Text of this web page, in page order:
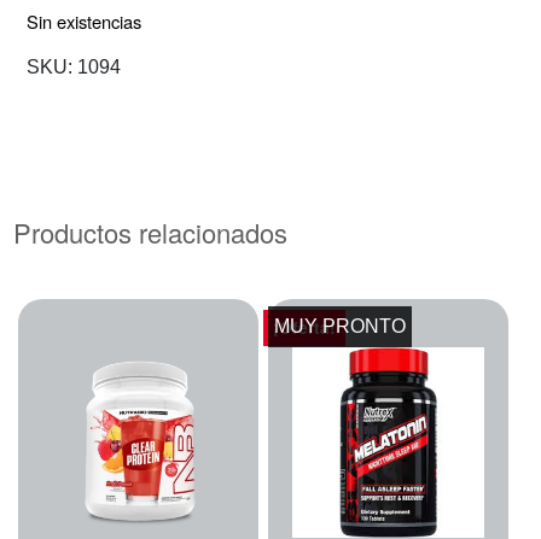
Sin existencias
SKU: 1094
Productos relacionados
MUY PRONTO
¡Oferta!